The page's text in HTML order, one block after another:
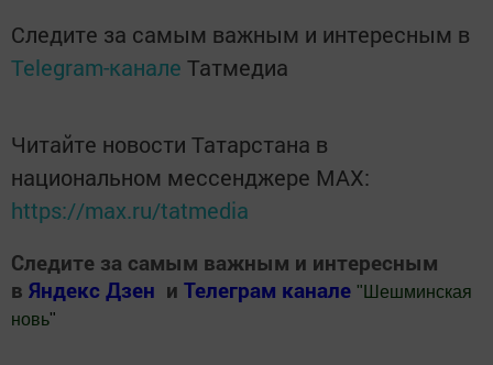
Следите за самым важным и интересным в
Telegram-канале Татмедиа
Читайте новости Татарстана в
национальном мессенджере MАХ:
https://max.ru/tatmedia
Следите за самым важным и интересным
в Яндекс Дзен и Телеграм канале " Шешминская
новь"